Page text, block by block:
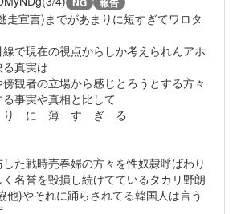
走宣言)までがあまりに短すぎてワロタ
線で現在の視点からしか考えられんアホ
真実は
観者の立場から感じとろうとする方々
事実や真相と比して
に 薄 す ぎ る
た戦時売春婦の方々を性奴隷呼ばわり
く名誉を毀損し続けてているタカリ野朗
他)やそれに踊らされてる韓国人は言う